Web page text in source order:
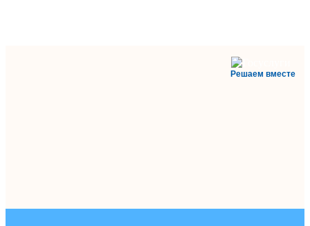
Решаем вместе